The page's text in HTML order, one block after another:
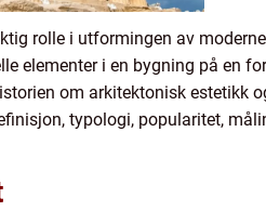
rolle i utformingen av
elementer i en bygning på en
om arkitektonisk estetikk
typologi, popularitet,